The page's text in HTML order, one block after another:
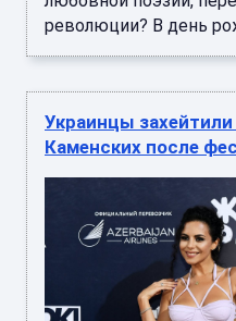
революции? В день
Украинцы
Каменских после